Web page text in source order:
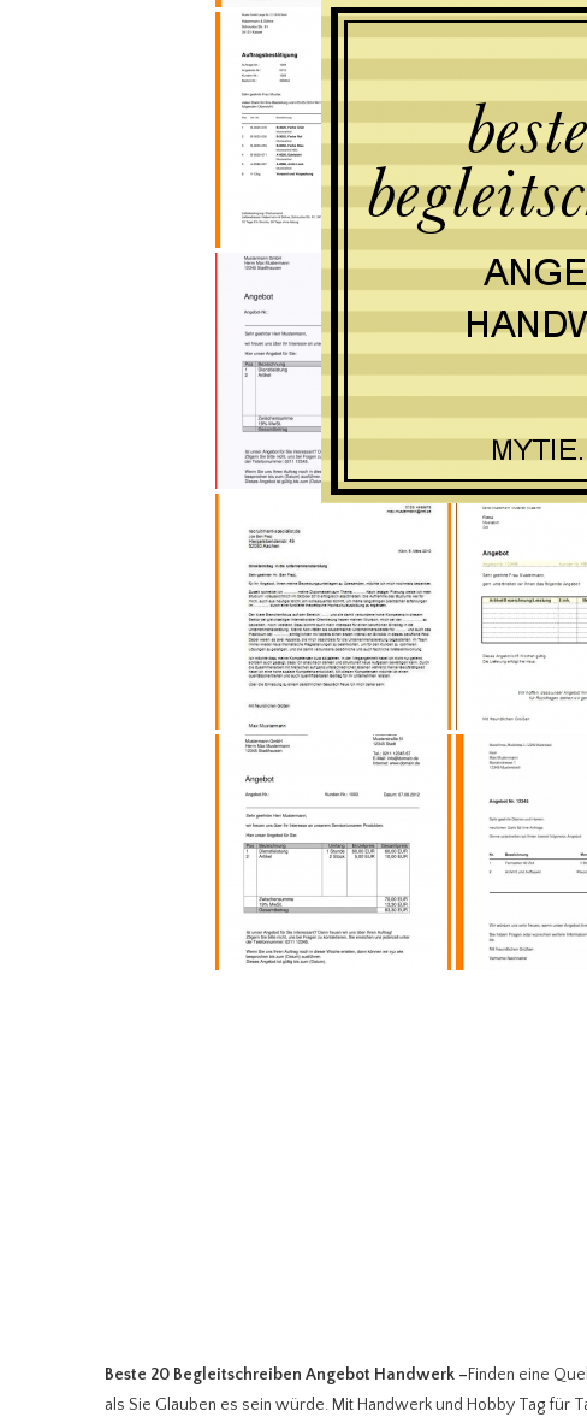
Beste 20 Begleitschreiben Angebot Handwerk –Finden eine
als Sie Glauben es sein würde. Mit Handwerk und Hobby Tag für